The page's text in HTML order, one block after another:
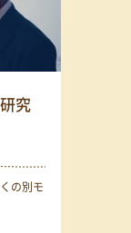
究
の別モ